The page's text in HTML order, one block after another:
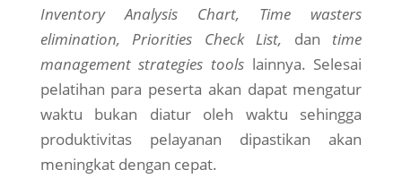
Inventory Analysis Chart, Time wasters
elimination, Priorities Check List, dan time
management strategies tools lainnya. Selesai
pelatihan para peserta akan dapat mengatur
waktu bukan diatur oleh waktu sehingga
produktivitas pelayanan dipastikan akan
meningkat dengan cepat.